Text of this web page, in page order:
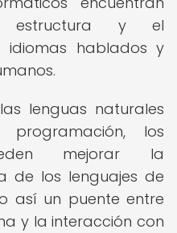
estructura y el
idiomas hablados y
lenguas naturales
los
mejorar la
de los lenguajes de
así un puente entre
y la interacción con